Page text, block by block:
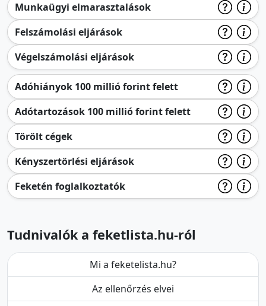
Munkaügyi elmarasztalások
Felszámolási eljárások
Végelszámolási eljárások
Adóhiányok 100 millió forint felett
Adótartozások 100 millió forint felett
Törölt cégek
Kényszertörlési eljárások
Feketén foglalkoztatók
Tudnivalók a feketlista.hu-ról
Mi a feketelista.hu?
Az ellenőrzés elvei